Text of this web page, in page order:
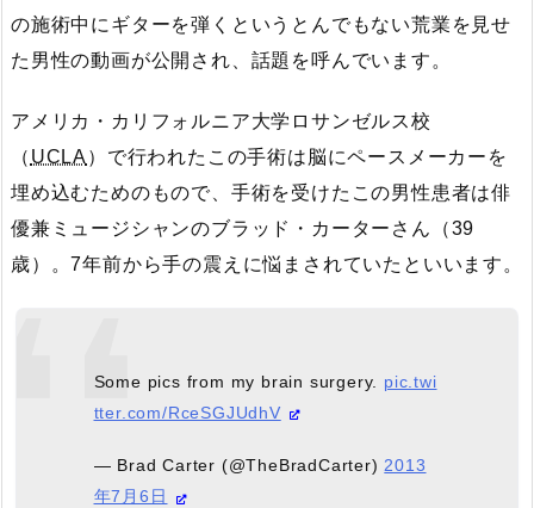
の施術中にギターを弾くというとんでもない荒業を見せ
た男性の動画が公開され、話題を呼んでいます。
アメリカ・カリフォルニア大学ロサンゼルス校
（ UCLA）で行われたこの手術は脳にペースメーカーを
埋め込むためのもので、手術を受けたこの男性患者は俳
優兼ミュージシャンのブラッド・カーターさん（39
歳）。7年前から手の震えに悩まされていたといいます。
Some pics from my brain surgery. pic.twi
tter.com/RceSGJUdhV
— Brad Carter (@TheBradCarter)2013
年7月6日